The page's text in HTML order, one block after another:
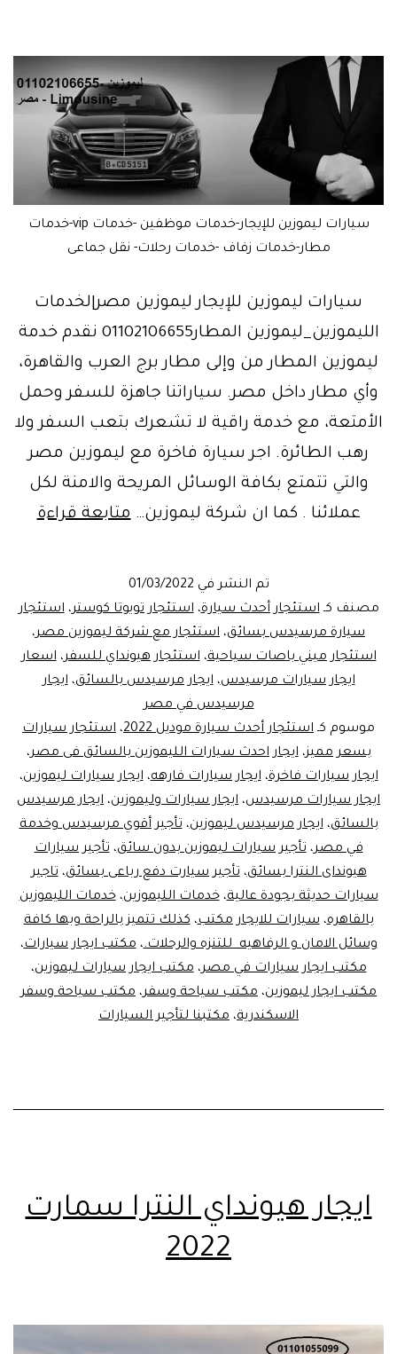
سيارات ليموزين للإيجار-خدمات موظفين -خدمات vip-خدمات
مطار-خدمات زفاف -خدمات رحلات- نقل جماعى
سيارات ليموزين للإيجار ليموزين مصر|لخدمات
الليموزين_ليموزين المطار01102106655 نقدم خدمة
ليموزين المطار من وإلى مطار برج العرب والقاهرة،
وأي مطار داخل مصر. سياراتنا جاهزة للسفر وحمل
الأمتعة، مع خدمة راقية لا تشعرك بتعب السفر ولا
رهب الطائرة. اجر سيارة فاخرة مع ليموزين مصر
والتي تتمتع بكافة الوسائل المريحة والامنة لكل
عملائنا . كما ان شركة ليموزين…متابعة قراءةمصر
تم النشر في 01/03/2022
مصنف كـاستئجار أحدث سيارة،استئجار تويوتا كوستر،استئجار
سيارة مرسيدس بسائق، استئجار مع شركة ليموزين مصر،
استئجار ميني باصات سياحية،استئجار هيونداي للسفر،اسعار
ايجار سيارات مرسيدس،ايجار مرسيدس بالسائق،ايجار
مرسيدس في مصر
موسوم كـ استئجار أحدث سيارة موديل 2022 ، استئجار سيارات
بسعر مميز،ايجار احدث سيارات الليموزين بالسائق فى مصر،
ايجار سيارات فاخرة،ايجار سيارات فارهه،ايجار سيارات ليموزين،
ايجار سيارات مرسيدس، ايجار سيارات وليموزين، ايجار مرسيدس
بالسائق،ايجار مرسيدس ليموزين،تأجير أقوي مرسيدس وخدمة
في مصر،تأجير سيارات ليموزين بدون سائق،تأجير سيارات
هيونداى النترا بسائق،تأجير سيارت دفع رباعى بسائق،تاجير
سيارات حديثة بجودة عالية،خدمات الليموزين،خدمات الليموزين
بالقاهره،سيارات للايجار مكتب،كذلك تتميز بالراحة وبها كافة
وسائل الامان و الرفاهيه للتنزه والرحلات.،مكتب ايجار سيارات،
مكتب ايجار سيارات في مصر،مكتب ايجار سيارات ليموزين،
مكتب ايجار ليموزين، مكتب سياحة وسفر، مكتب سياحة وسفر
الاسكندرية، مكتبنا لتأجير السيارات
ايجار هيونداي النترا سمارت
2022